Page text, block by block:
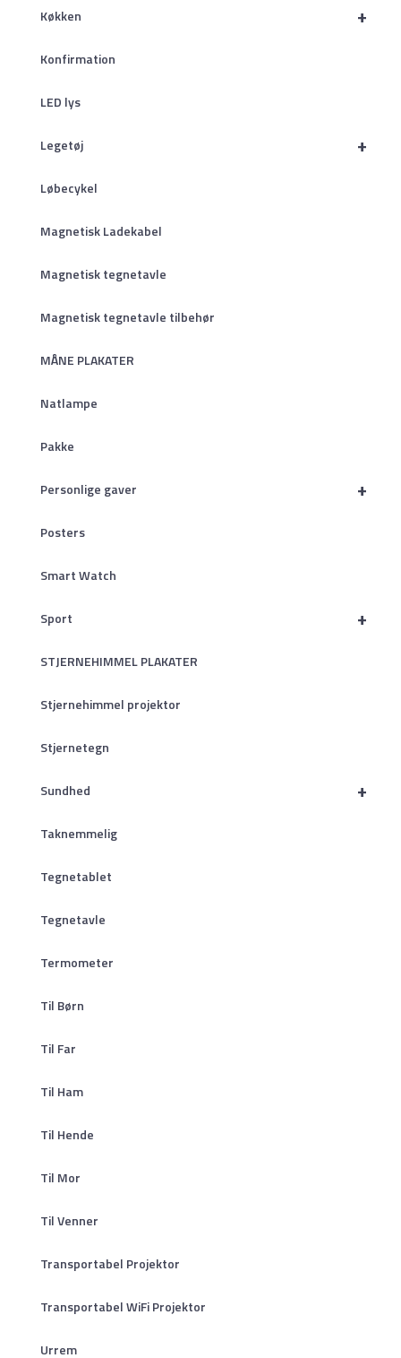
+
Køkken
Konfirmation
LED lys
+
Legetøj
Løbecykel
Magnetisk Ladekabel
Magnetisk tegnetavle
Magnetisk tegnetavle tilbehør
MÅNE PLAKATER
Natlampe
Pakke
+
Personlige gaver
Posters
Smart Watch
+
Sport
STJERNEHIMMEL PLAKATER
Stjernehimmel projektor
Stjernetegn
+
Sundhed
Taknemmelig
Tegnetablet
Tegnetavle
Termometer
Til Børn
Til Far
Til Ham
Til Hende
Til Mor
Til Venner
Transportabel Projektor
Transportabel WiFi Projektor
Urrem